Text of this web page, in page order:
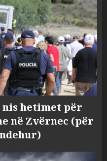
hetimet për
në Zvërnec (për